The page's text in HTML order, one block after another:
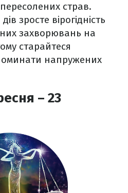
страв.
зросте вірогідність
захворювань на
старайтеся
оминати напружених
– 23